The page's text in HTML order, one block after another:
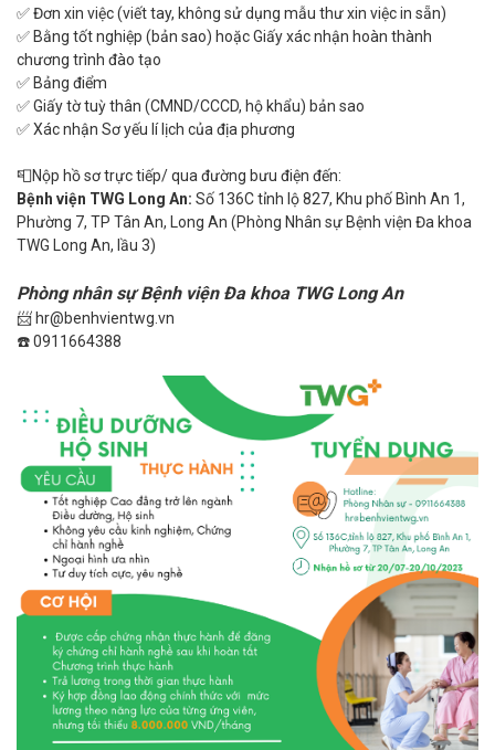
✅ Đơn xin việc (viết tay, không sử dụng mẫu thư xin việc in sẵn)
✅ Bằng tốt nghiệp (bản sao) hoặc Giấy xác nhận hoàn thành
chương trình đào tạo
✅ Bảng điểm
✅ Giấy tờ tuỳ thân (CMND/CCCD, hộ khẩu) bản sao
✅ Xác nhận Sơ yếu lí lịch của địa phương
📮Nộp hồ sơ trực tiếp/ qua đường bưu điện đến:
Bệnh viện TWG Long An: Số 136C tỉnh lộ 827, Khu phố Bình An 1,
Phường 7, TP Tân An, Long An (Phòng Nhân sự Bệnh viện Đa khoa
TWG Long An, lầu 3)
Phòng nhân sự Bệnh viện Đa khoa TWG Long An
📨 hr@benhvientwg.vn
☎️ 0911664388